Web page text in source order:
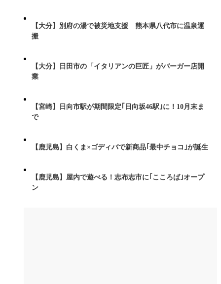
【大分】別府の湯で被災地支援 熊本県八代市に温泉運
搬
【大分】日田市の「イタリアンの巨匠」がバーガー店開
業
【宮崎】日向市駅が期間限定｢日向坂46駅｣に！10月末ま
で
【鹿児島】白くま×ゴディバで新商品｢最中チョコ｣が誕生
【鹿児島】屋内で遊べる！志布志市に｢こころば｣オープ
ン